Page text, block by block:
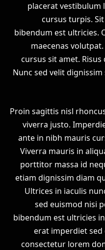
placerat vestibulum
cursus turpis.
bibendum est ultricies.
maecenas
cursus sit amet.
Nunc sed velit
Proin sagittis nisl
viverra justo.
ante in nibh mauris
Viverra mauris in
porttitor massa id
etiam dignissim diam
Ultrices in iaculis
sed euismod nisi
bibendum est ultricies
erat imperdiet
consectetur lorem